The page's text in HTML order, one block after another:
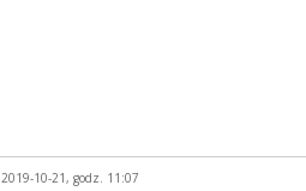
2019-10-21, godz. 11:07